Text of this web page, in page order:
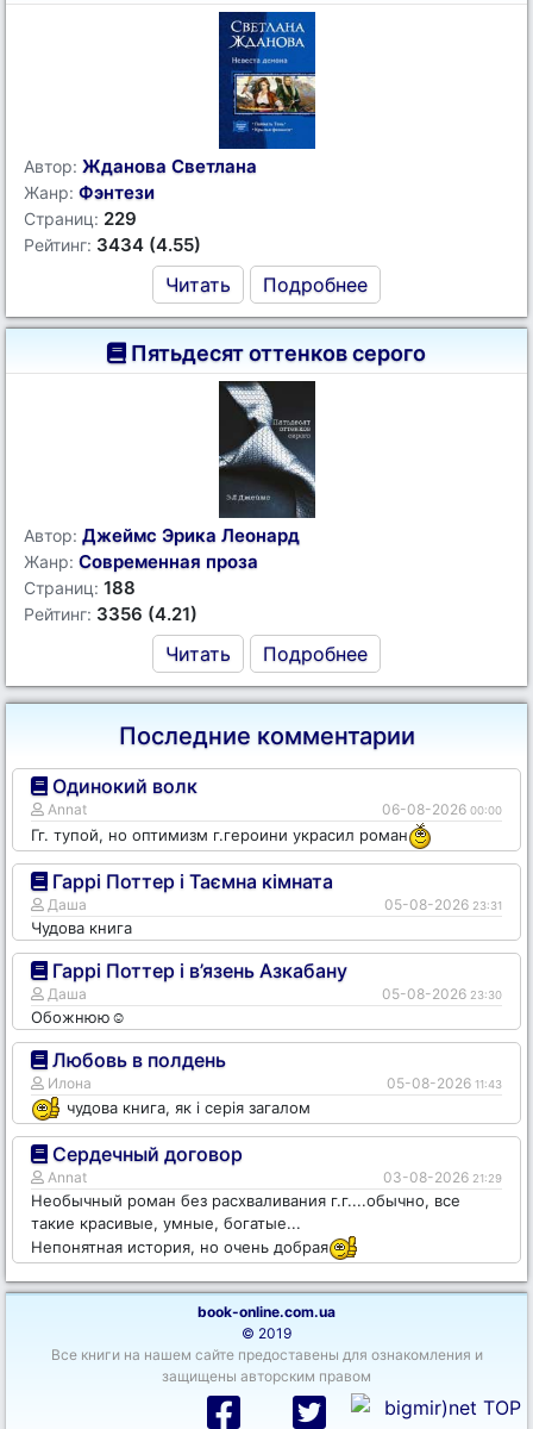
Автор: Жданова Светлана
Жанр: Фэнтези
Страниц: 229
Рейтинг: 3434 (4.55)
Читать Подробнее
Пятьдесят оттенков серого
Автор: Джеймс Эрика Леонард
Жанр: Современная проза
Страниц: 188
Рейтинг: 3356 (4.21)
Читать Подробнее
Последние комментарии
Одинокий волк
Annat 06-08-2026 00:00
Гг. тупой, но оптимизм г.героини украсил роман
Гаррі Поттер і Таємна кімната
Даша 05-08-2026 23:31
Чудова книга
Гаррі Поттер і в’язень Азкабану
Даша 05-08-2026 23:30
Обожнюю☺️
Любовь в полдень
Илона 05-08-2026 11:43
чудова книга, як і серія загалом
Сердечный договор
Annat 03-08-2026 21:29
Необычный роман без расхваливания г.г....обычно, все
такие красивые, умные, богатые...
Непонятная история, но очень добрая
book-online.com.ua
© 2019
Все книги на нашем сайте предоставены для ознакомления и
защищены авторским правом